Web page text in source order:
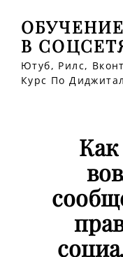
В
Ютуб, Рилс,
Курс По